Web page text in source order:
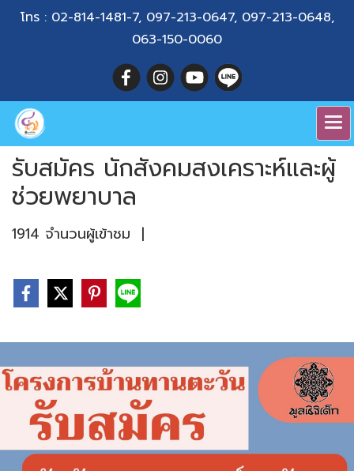
โทร : 02-814-1481-7, 097-213-0647, 097-213-0648,
063-150-0060
รับสมัคร นักสังคมสงเคราะห์และผู้
ช่วยพยาบาล
1914 จำนวนผู้เข้าชม |